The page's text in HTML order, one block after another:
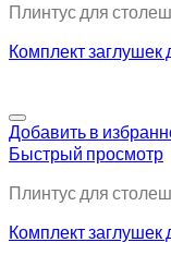
Плинтус для
Комплект
Добавить в
Быстрый просмотр
Плинтус для
Комплект